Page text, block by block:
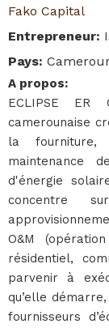
Fako Capital
Entrepreneur:
Pays:
A propos:
ECLIPSE ER
camerounaise
la fourniture,
maintenance
d'énergie
concentre
O&M
résidentiel,
parvenir à
qu’elle
fournisseurs